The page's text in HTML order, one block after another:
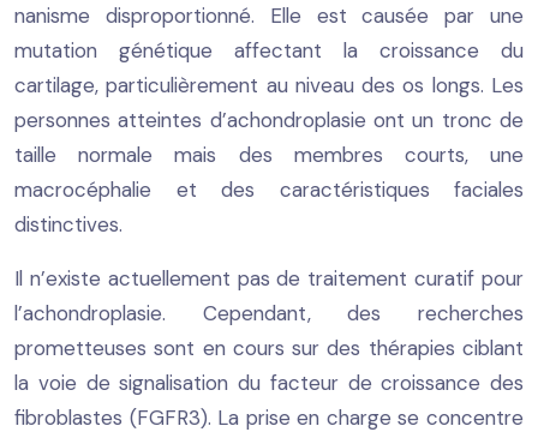
nanisme disproportionné. Elle est causée par une
mutation génétique affectant la croissance du
cartilage, particulièrement au niveau des os longs. Les
personnes atteintes d’achondroplasie ont un tronc de
taille normale mais des membres courts, une
macrocéphalie et des caractéristiques faciales
distinctives.
Il n’existe actuellement pas de traitement curatif pour
l’achondroplasie. Cependant, des recherches
prometteuses sont en cours sur des thérapies ciblant
la voie de signalisation du facteur de croissance des
fibroblastes (FGFR3). La prise en charge se concentre